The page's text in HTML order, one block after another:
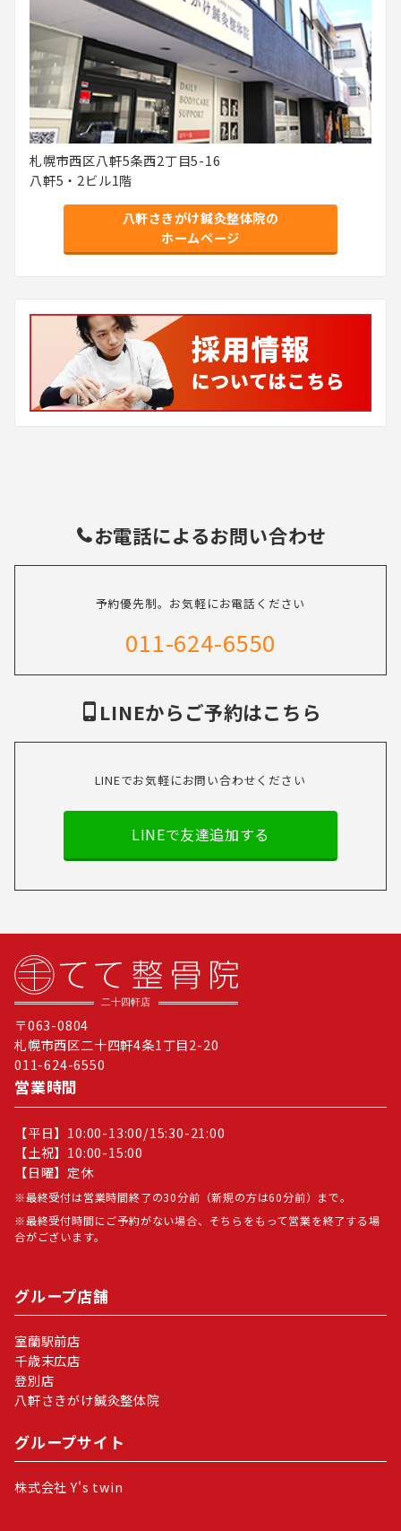
札幌市西区八軒5条西2丁目5-16
八軒5・2ビル1階
八軒さきがけ鍼灸整体院の
ホームページ
お電話によるお問い合わせ
予約優先制。お気軽にお電話ください
011-624-6550
LINEからご予約はこちら
LINEでお気軽にお問い合わせください
LINEで友達追加する
〒063-0804
札幌市西区二十四軒4条1丁目2-20
011-624-6550
営業時間
【平日】10:00-13:00/15:30-21:00
【土祝】10:00-15:00
【日曜】定休
最終受付は営業時間終了の30分前（新規の方は60分前）まで。
最終受付時間にご予約がない場合、そちらをもって営業を終了する場
合がございます。
グループ店舗
室蘭駅前店
千歳末広店
登別店
八軒さきがけ鍼灸整体院
グループサイト
株式会社 Y's twin